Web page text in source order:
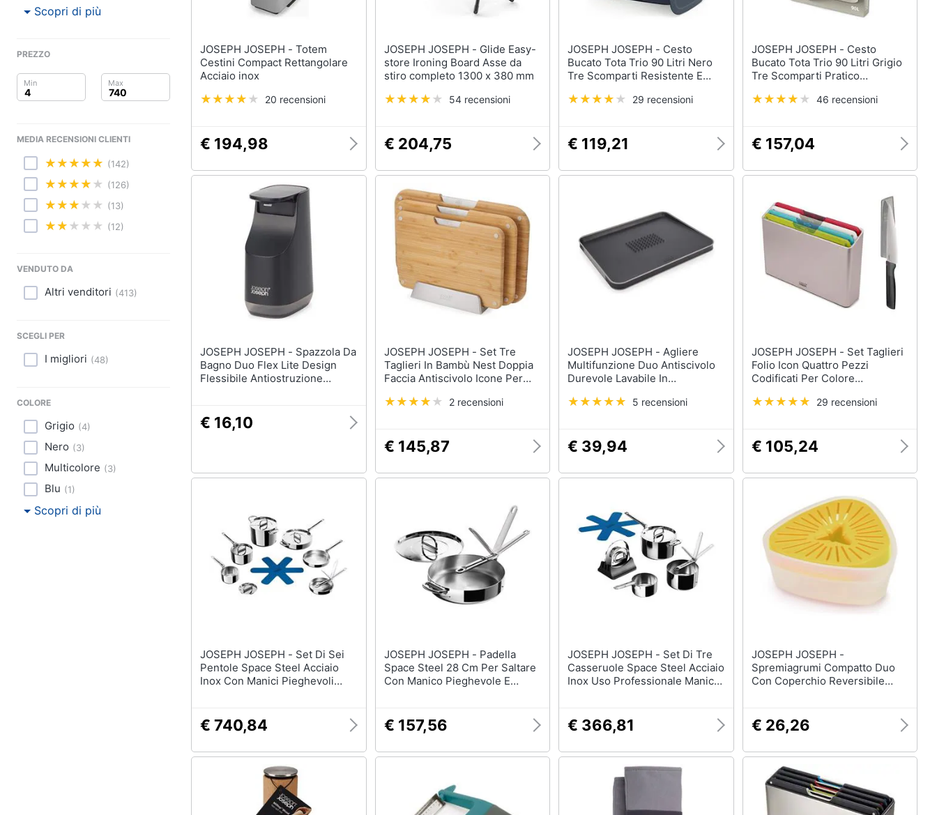
Brico e Giardinaggio
Prima infanzia
Fotografia
Casalinghi
Sport
Motori
Libri, cd e dvd
Promozioni
Scopri di più
PREZZO
MEDIA RECENSIONI CLIENTI
(142)
(126)
(13)
(12)
VENDUTO DA
Altri venditori (413)
SCEGLI PER
I migliori (48)
COLORE
Grigio (4)
Nero (3)
Multicolore (3)
Blu (1)
Scopri di più
JOSEPH JOSEPH - Totem
Cestini Compact Rettangolare
Acciaio inox
20 recensioni
€ 194,98
JOSEPH JOSEPH - Glide Easy-
store Ironing Board Asse da
stiro completo 1300 x 380 mm
54 recensioni
€ 204,75
JOSEPH JOSEPH - Cesto
Bucato Tota Trio 90 Litri Nero
Tre Scomparti Resistente E
Organizzare I Vestiti
29 recensioni
€ 119,21
JOSEPH JOSEPH - Cesto
Bucato Tota Trio 90 Litri Grigio
Tre Scomparti Pratico
Svuotare
46 recensioni
€ 157,04
JOSEPH JOSEPH - Spazzola Da
Bagno Duo Flex Lite Design
Flessibile Antiostruzione
Acciaio Inossidabile Moderno E
Pratico
€ 16,10
JOSEPH JOSEPH - Set Tre
Taglieri In Bambù Nest Doppia
Faccia Antiscivolo Icone Per
Incrociata Supporto Metallico
2 recensioni
€ 145,87
JOSEPH JOSEPH - Agliere
Multifunzione Duo Antiscivolo
Durevole Lavabile In
Ideale Per Tagliare Tritare E
5 recensioni
€ 39,94
JOSEPH JOSEPH - Set Taglieri
Folio Icon Quattro Pezzi
Codificati Per Colore
Coltello Da Chef Elevate Da Sei
29 recensioni
€ 105,24
JOSEPH JOSEPH - Set Di Sei
Pentole Space Steel Acciaio
Inox Con Manici Pieghevoli
€ 740,84
JOSEPH JOSEPH - Padella
Space Steel 28 Cm Per Saltare
Con Manico Pieghevole E
Al Forno Colore Acciaio
€ 157,56
JOSEPH JOSEPH - Set Di Tre
Casseruole Space Steel Acciaio
Inox Uso Professionale Manici
€ 366,81
JOSEPH JOSEPH -
Spremiagrumi Compatto Duo
Con Coperchio Reversibile
Facile Da Riporre Lavabile In
Lavastoviglie
€ 26,26